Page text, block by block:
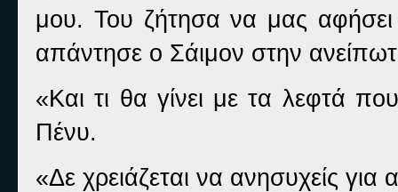
μου. Του ζήτησα να μας
απάντησε ο Σάιμον στην
«Και τι θα γίνει με τα λεφτά
Πένυ.
«Δε χρειάζεται να ανησυχείς